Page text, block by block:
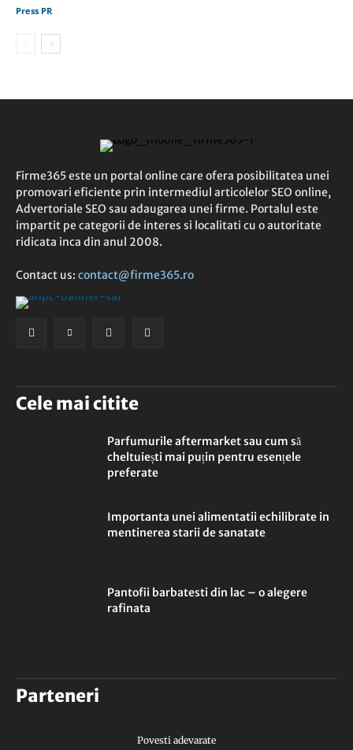
Press PR
Firme365 este un portal online care ofera posibilitatea unei
promovari eficiente prin intermediul articolelor SEO online,
Advertoriale SEO sau adaugarea unei firme. Portalul este
impartit pe categorii de interes si localitati cu o autoritate
ridicata inca din anul 2008.
Contact us: contact@firme365.ro
Cele mai citite
Parfumurile aftermarket sau cum să
cheltuiești mai puțin pentru esențele
preferate
Importanta unei alimentatii echilibrate in
mentinerea starii de sanatate
Pantofii barbatesti din lac – o alegere
rafinata
Parteneri
Povesti adevarate